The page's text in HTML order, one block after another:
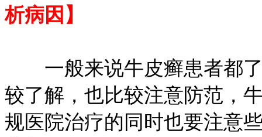
析病因】
一般来说牛皮癣患者都了
较了解，也比较注意防范，
规医院治疗的同时也要注意